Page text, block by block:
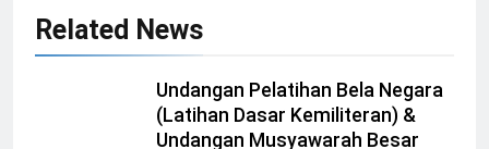
Related News
Undangan Pelatihan Bela Negara
(Latihan Dasar Kemiliteran) &
Undangan Musyawarah Besar